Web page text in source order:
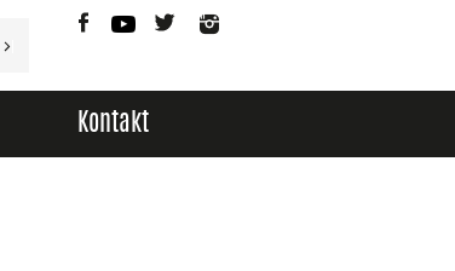
FacebookYouTubeTwitter
Kontakt